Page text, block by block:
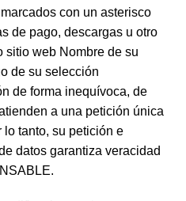
con un asterisco
de pago, descargas u otro
sitio web Nombre de su
de su selección
de forma inequívoca, de
a una petición única
lo tanto, su petición e
datos garantiza veracidad